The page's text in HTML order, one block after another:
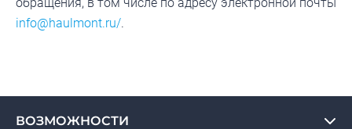
info@haulmont.ru/.
ВОЗМОЖНОСТИ